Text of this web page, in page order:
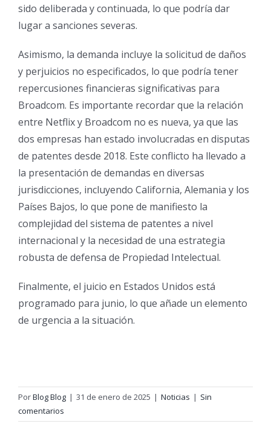
sido deliberada y continuada, lo que podría dar
lugar a sanciones severas.
Asimismo, la demanda incluye la solicitud de daños
y perjuicios no especificados, lo que podría tener
repercusiones financieras significativas para
Broadcom. Es importante recordar que la relación
entre Netflix y Broadcom no es nueva, ya que las
dos empresas han estado involucradas en disputas
de patentes desde 2018. Este conflicto ha llevado a
la presentación de demandas en diversas
jurisdicciones, incluyendo California, Alemania y los
Países Bajos, lo que pone de manifiesto la
complejidad del sistema de patentes a nivel
internacional y la necesidad de una estrategia
robusta de defensa de Propiedad Intelectual.
Finalmente, el juicio en Estados Unidos está
programado para junio, lo que añade un elemento
de urgencia a la situación.
PorBlog Blog | 31 de enero de 2025 | Noticias | Sin
comentarios